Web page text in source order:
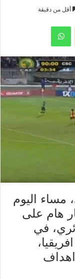
أقل من دقيقة
واتساب
مساء اليوم
بانتصار هام على
في
اهداف